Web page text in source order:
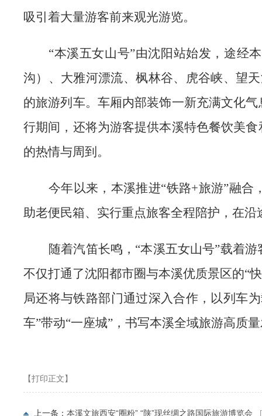
吸引着大量游客前来观光游览。
“本溪五女山号”由沈阳站始发，途经
沟）、大雅河漂流、枫林谷、虎谷峡、望
的旅游列车。车厢内部装饰一新充满文化
行期间，还将为游客提供本溪特色餐饮美
的热情与周到。
今年以来，本溪推进“铁路+旅游”融
助老便民箱、实行重点旅客全程陪护，在
随着汽笛长鸣，“本溪五女山号”载着
不仅打通了沈阳都市圈与本溪优质景区的“
局还将与铁路部门通过深入合作，以列车
车”带动“一座城”，书写本溪全域旅游高质
【打印正文】
上一条： 本溪文旅西安“圈粉” “陕”现丝绸之路国际旅游博览会